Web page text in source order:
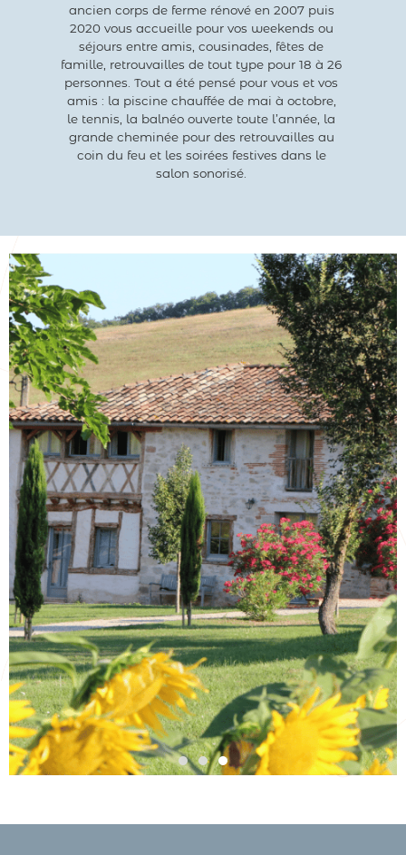
ancien corps de ferme rénové en 2007 puis
2020 vous accueille pour vos weekends ou
séjours entre amis, cousinades, fêtes de
famille, retrouvailles de tout type pour 18 à 26
personnes. Tout a été pensé pour vous et vos
amis : la piscine chauffée de mai à octobre,
le tennis, la balnéo ouverte toute l’année, la
grande cheminée pour des retrouvailles au
coin du feu et les soirées festives dans le
salon sonorisé.